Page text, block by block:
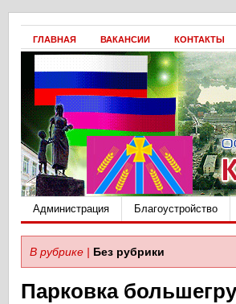
ГЛАВНАЯ ВАКАНСИИ КОНТАКТЫ
Администрация Благоустройство
В рубрике | Без рубрики
Парковка